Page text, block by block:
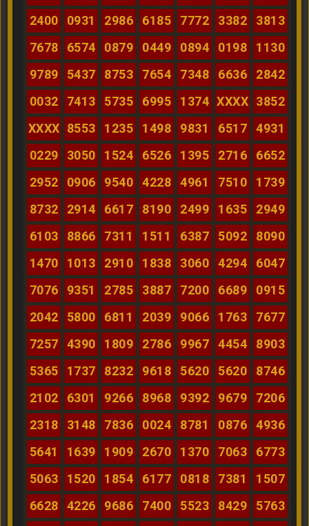
2400
0931 2986 6185 7772 3382
3813
7678
6574 0879 0449 0894 0198
1130
9789
5437 8753 7654 7348 6636
2842
0032
7413 5735 6995 1374 XXXX 3852
XXXX 8553 1235 1498 9831 6517
4931
0229
3050 1524 6526 1395 2716
6652
2952
0906 9540 4228 4961 7510
1739
8732
2914 6617 8190 2499 1635
2949
6103
8866 7311 1511 6387 5092
8090
1470
1013 2910 1838 3060 4294
6047
7076
9351 2785 3887 7200 6689
0915
2042
5800 6811 2039 9066 1763
7677
7257
4390 1809 2786 9967 4454
8903
5365
1737 8232 9618 5620 5620
8746
2102
6301 9266 8968 9392 9679
7206
2318
3148 7836 0024 8781 0876
4936
5641
1639 1909 2670 1370 7063
6773
5063
1520 1854 6177 0818 7381
1507
6628
4226 9686 7400 5523 8429
5763